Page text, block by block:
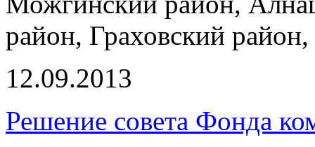
район, Граховский
12.09.2013
Решение совета Фонда